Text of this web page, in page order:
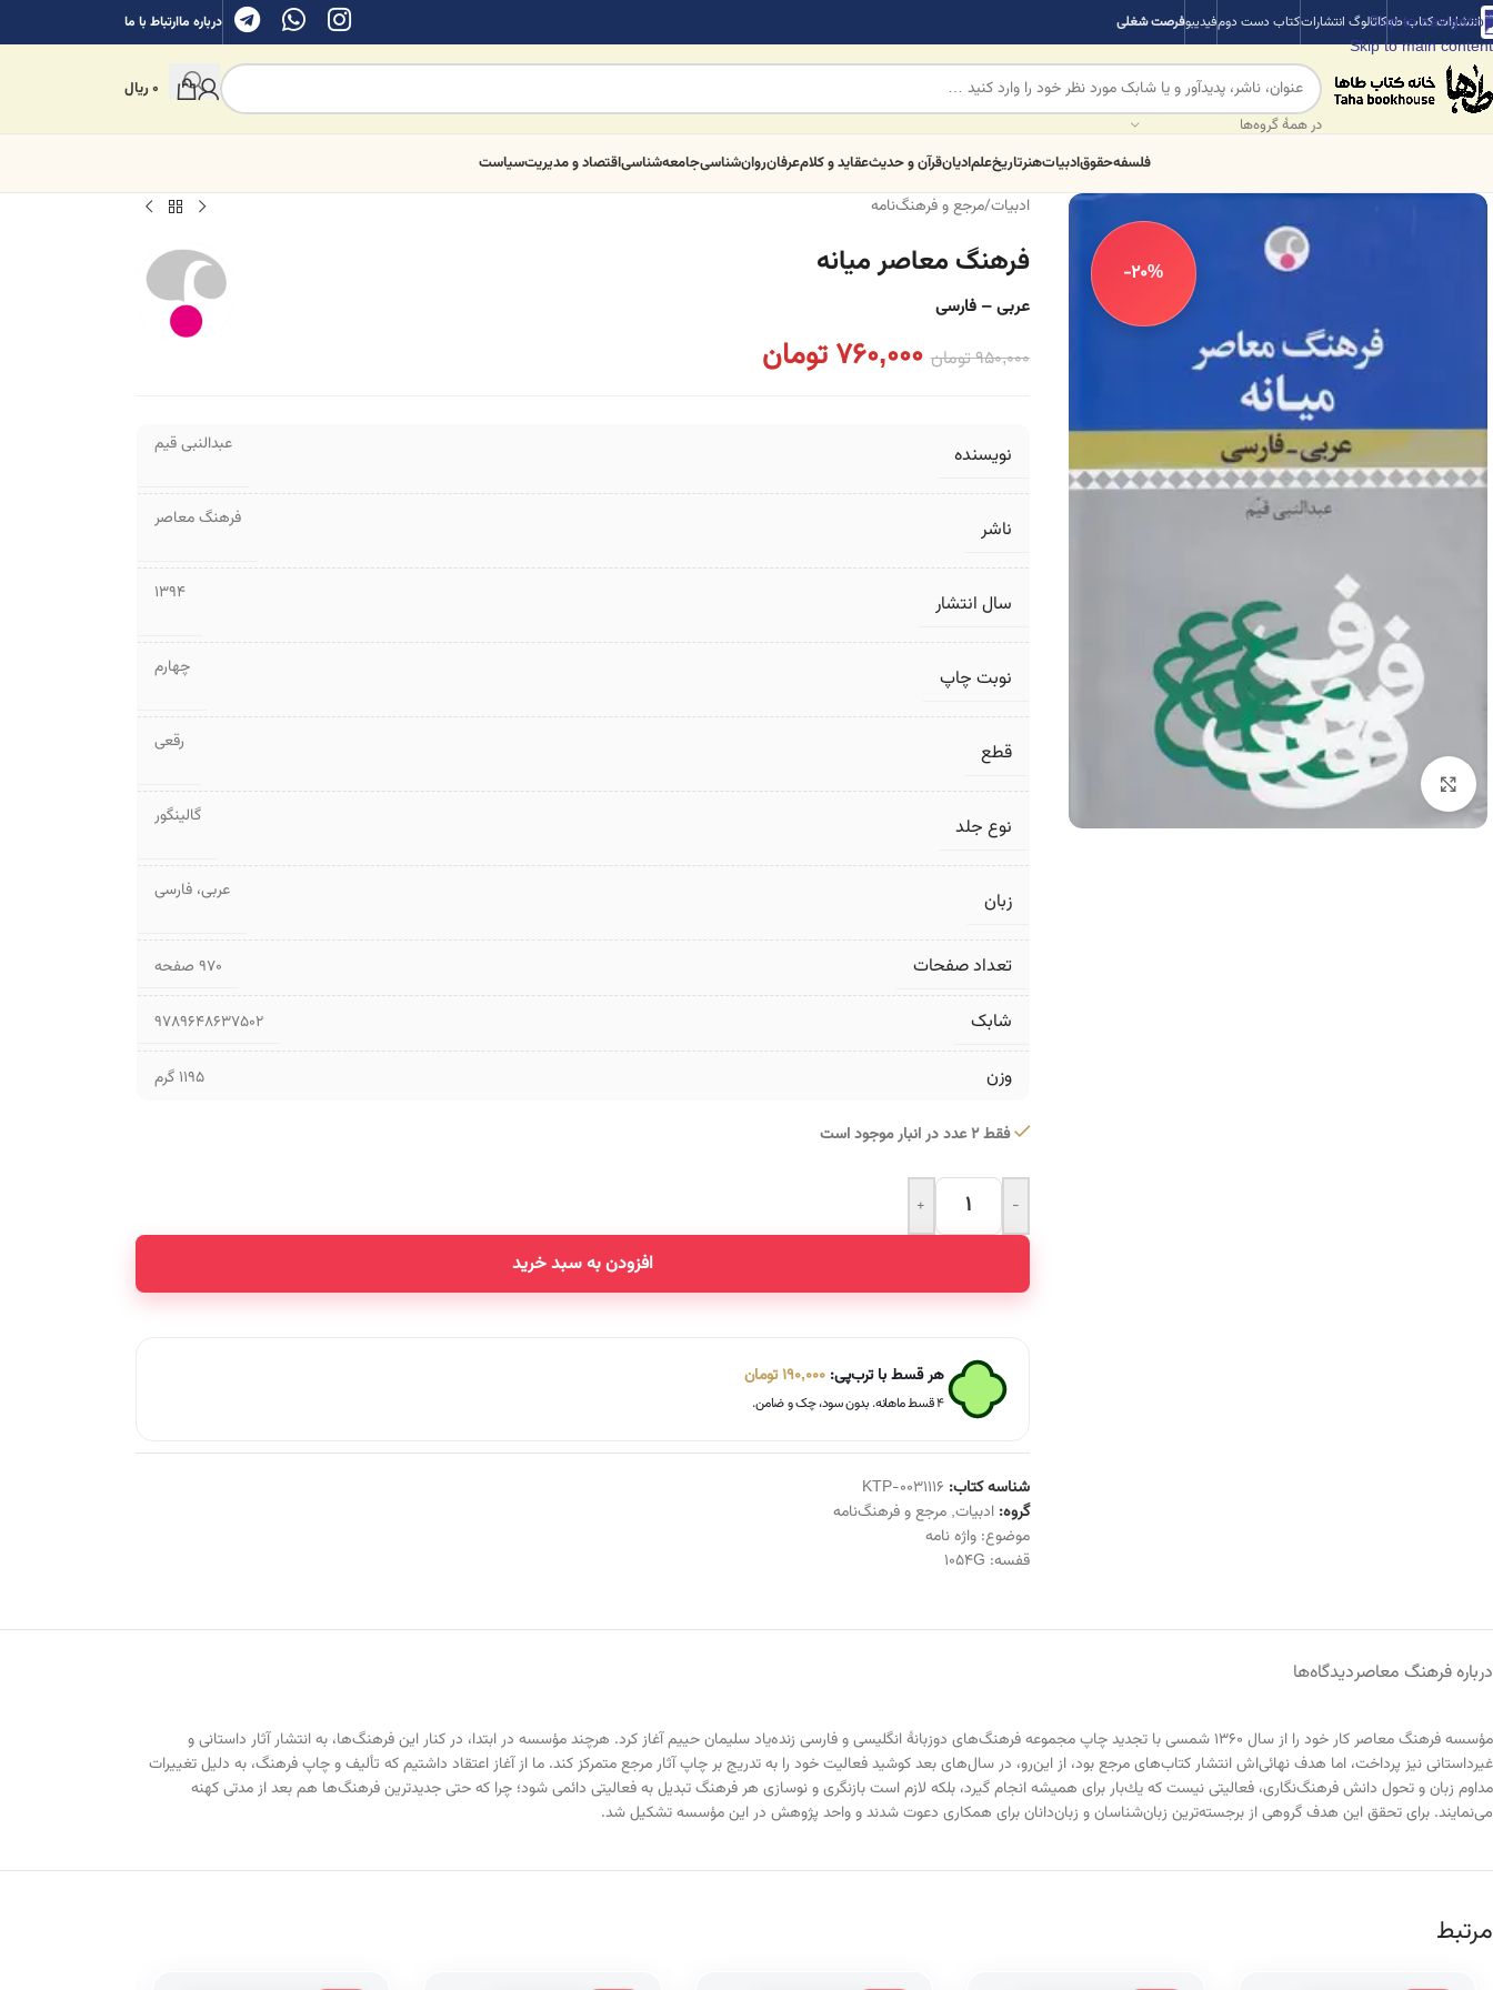
Skip to navigation
Skip to main content
انتشارات کتاب طهکاتالوگ انتشاراتکتاب دست دومفیدیبوفرصت شغلی درباره ماارتباط با ما
در همهٔ گروه‌ها
0ریال
فلسفهحقوقادبیاتهنرتاریخعلمادیانقرآن و حدیثعقاید و کلامعرفانروان‌شناسیجامعه‌شناسیاقتصاد و مدیریتسیاست
-20%
برای بزرگنمایی کلیک کنید
ادبیات/مرجع و فرهنگ‌نامه
فرهنگ معاصر میانه
عربی – فارسی
950,000تومان 760,000 تومان
نویسنده عبدالنبی قیم
ناشر فرهنگ معاصر
سال انتشار 1394
نوبت چاپ چهارم
قطع رقعی
نوع جلد گالینگور
زبان عربی،فارسی
تعداد صفحات ۹۷۰ صفحه
شابک 9789648637502
وزن 1195 گرم
فقط 2 عدد در انبار موجود است
-
+
افزودن به سبد خرید
Alternative:
هر قسط با ترب‌پی:190,000تومان
۴ قسط ماهانه. بدون سود، چک و ضامن.
شناسه کتاب: KTP-0031116
گروه: ادبیات, مرجع و فرهنگ‌نامه
موضوع:واژه نامه
قفسه: 1054G
درباره فرهنگ معاصردیدگاه‌ها
مؤسسه فرهنگ معاصر كار خود را از سال 1360 شمسی با تجدید چاپ مجموعه فرهنگ‌های دوزبانۀ انگلیسی و فارسی زنده‌یاد سلیمان حییم آغاز كرد. هرچند مؤسسه در ابتدا، در كنار این فرهنگ‌ها، به انتشار آثار داستانی و
غیرداستانی نیز پرداخت، اما هدف نهائی‌اش انتشار كتاب‌های مرجع بود، از این‌رو، در سال‌های بعد كوشید فعالیت خود را به تدریج بر چاپ آثار مرجع متمركز كند. ما از آغاز اعتقاد داشتیم كه تألیف و چاپ فرهنگ، به دلیل تغییرات
مداوم زبان و تحول دانش فرهنگ‌نگاری، فعالیتی نیست كه یك‌بار برای همیشه انجام گیرد، بلكه لازم است بازنگری و نوسازی هر فرهنگ تبدیل به فعالیتی دائمی شود؛ چرا كه حتی جدیدترین فرهنگ‌ها هم بعد از مدتی كهنه
می‌نمایند. برای تحقق این هدف گروهی از برجسته‌ترین زبان‌شناسان و زبان‌دانان برای همكاری دعوت شدند و واحد پژوهش در این مؤسسه تشكیل شد.
مرتبط